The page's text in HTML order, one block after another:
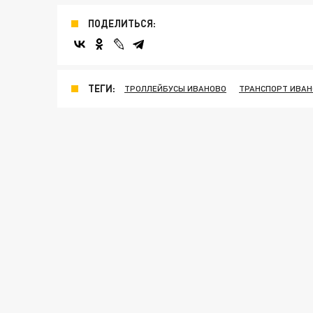
ПОДЕЛИТЬСЯ:
ТЕГИ: ТРОЛЛЕЙБУСЫ ИВАНОВО ТРАНСПОРТ